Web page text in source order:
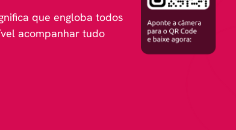
que engloba todos
acompanhar tudo